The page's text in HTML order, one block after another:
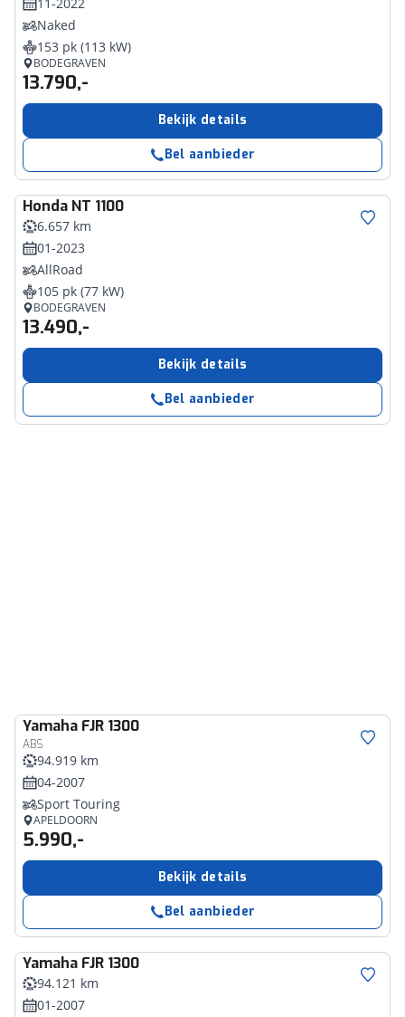
Naked
153 pk (113 kW)
BODEGRAVEN
13.790,-
Bekijk details
Bel aanbieder
Honda NT 1100
6.657 km
01-2023
AllRoad
105 pk (77 kW)
BODEGRAVEN
13.490,-
Bekijk details
Bel aanbieder
Yamaha FJR 1300
ABS
94.919 km
04-2007
Sport Touring
APELDOORN
5.990,-
Bekijk details
Bel aanbieder
Yamaha FJR 1300
94.121 km
01-2007